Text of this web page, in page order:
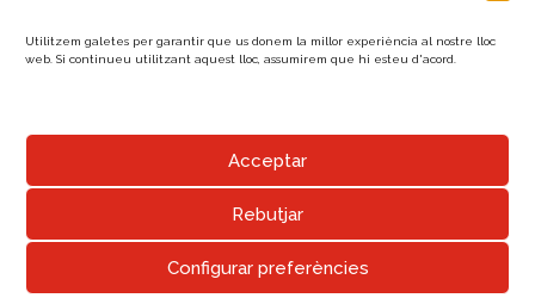
Utilitzem galetes per garantir que us donem la millor experiència al nostre lloc
web. Si continueu utilitzant aquest lloc, assumirem que hi esteu d'acord.
Acceptar
Rebutjar
Configurar preferències
AMB EL SUPORT DE: